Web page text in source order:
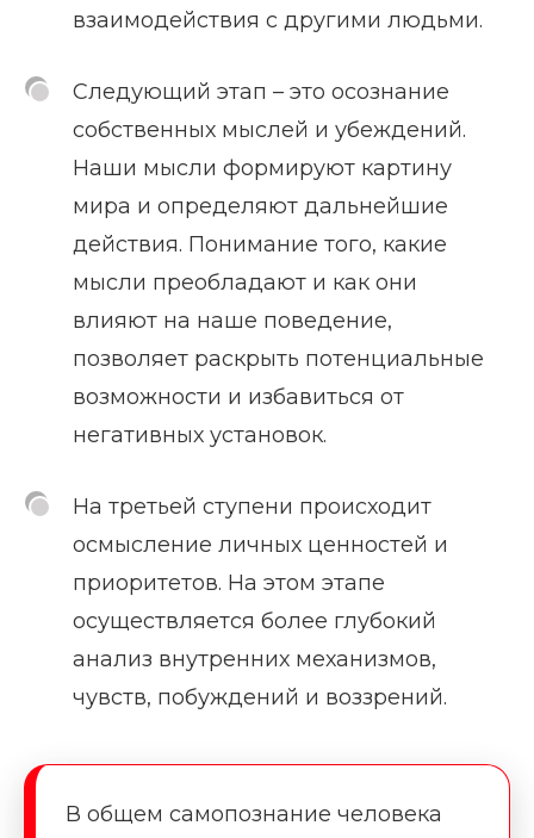
взаимодействия с другими людьми.
Следующий этап – это осознание
собственных мыслей и убеждений.
Наши мысли формируют картину
мира и определяют дальнейшие
действия. Понимание того, какие
мысли преобладают и как они
влияют на наше поведение,
позволяет раскрыть потенциальные
возможности и избавиться от
негативных установок.
На третьей ступени происходит
осмысление личных ценностей и
приоритетов. На этом этапе
осуществляется более глубокий
анализ внутренних механизмов,
чувств, побуждений и воззрений.
В общем самопознание человека